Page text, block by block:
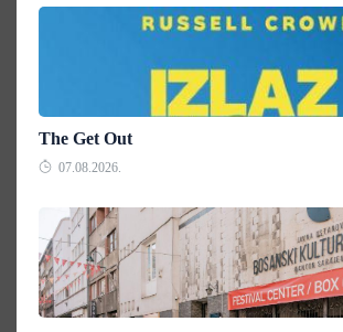
The Get Out
07.08.2026.